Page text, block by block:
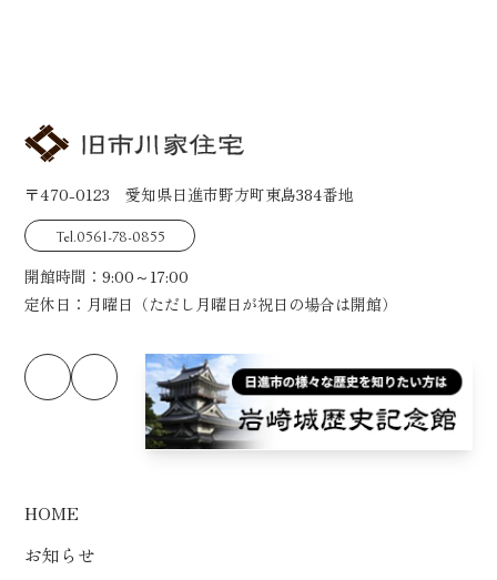
〒470-0123 愛知県日進市野方町東島384番地
Tel.0561-78-0855
開館時間：9:00～17:00
定休日：月曜日（ただし月曜日が祝日の場合は開館）
HOME
お知らせ